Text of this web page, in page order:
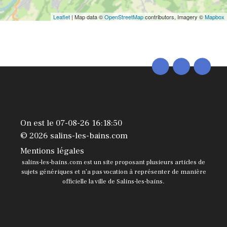
Leaflet | Map data ©OpenStreetMapcontributors, Imagery ©Mapbox
On est le 07-08-26 16:18:50
© 2026 salins-les-bains.com
Mentions légales
salins-les-bains.com est un site proposant plusieurs articles de
sujets génériques et n’a pas vocation à représenter de manière
officielle la ville de Salins-les-bains.